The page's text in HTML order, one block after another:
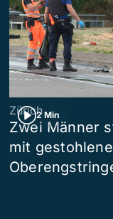
2 Min
Zürich
Zwei Männer
mit